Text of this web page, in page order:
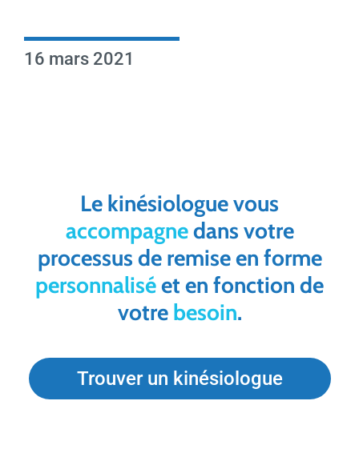
16 mars 2021
Le kinésiologue vous
accompagnedans votre
processus de remise en forme
personnaliséet en fonction de
votre besoin.
Trouver un kinésiologue